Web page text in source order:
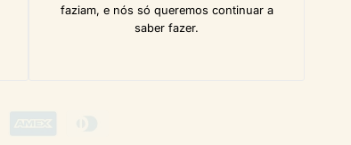
faziam, e nós só queremos continuar a
saber fazer.